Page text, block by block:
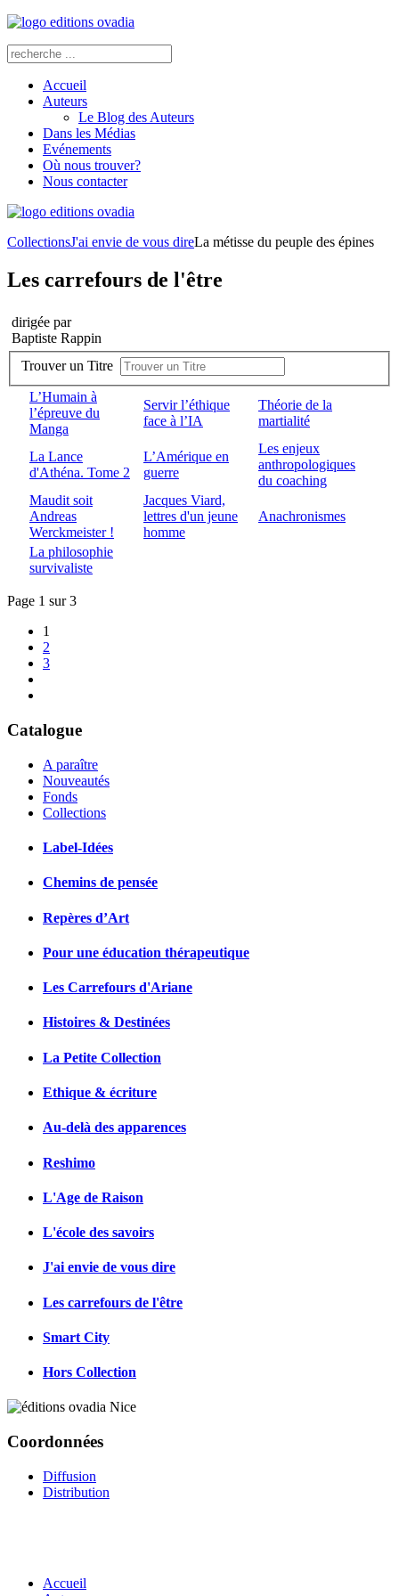
Accueil
Auteurs
Le Blog des Auteurs
Dans les Médias
Evénements
Où nous trouver?
Nous contacter
CollectionsJ'ai envie de vous direLa métisse du peuple des épines
Les carrefours de l'être
dirigée par
Baptiste Rappin
Trouver un Titre
L’Humain à
l’épreuve du
Manga
Servir l’éthique
face à l’IA
Théorie de la
martialité
La Lance
d'Athéna. Tome 2
L’Amérique en
guerre
Les enjeux
anthropologiques
du coaching
Maudit soit
Andreas
Werckmeister !
Jacques Viard,
lettres d'un jeune
homme
Anachronismes
La philosophie
survivaliste
Page 1 sur 3
1
2
3
Catalogue
A paraître
Nouveautés
Fonds
Collections
Label-Idées
Chemins de pensée
Repères d’Art
Pour une éducation thérapeutique
Les Carrefours d'Ariane
Histoires & Destinées
La Petite Collection
Ethique & écriture
Au-delà des apparences
Reshimo
L'Age de Raison
L'école des savoirs
J'ai envie de vous dire
Les carrefours de l'être
Smart City
Hors Collection
Coordonnées
Diffusion
Distribution
Accueil